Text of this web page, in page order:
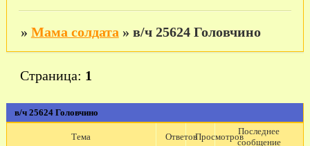
» Мама солдата » в/ч 25624 Головчино
в/ч 25624 Головчино
Страница: 1
Тема ОтветовПросмотров
Последнее
сообщение